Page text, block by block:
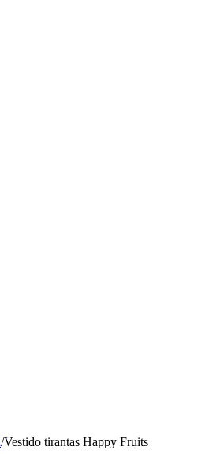
/Vestido tirantas Happy Fruits